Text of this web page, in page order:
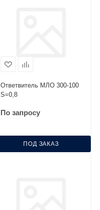
Ответвитель МЛО 300-100
S=0,8
По запросу
ПОД ЗАКАЗ